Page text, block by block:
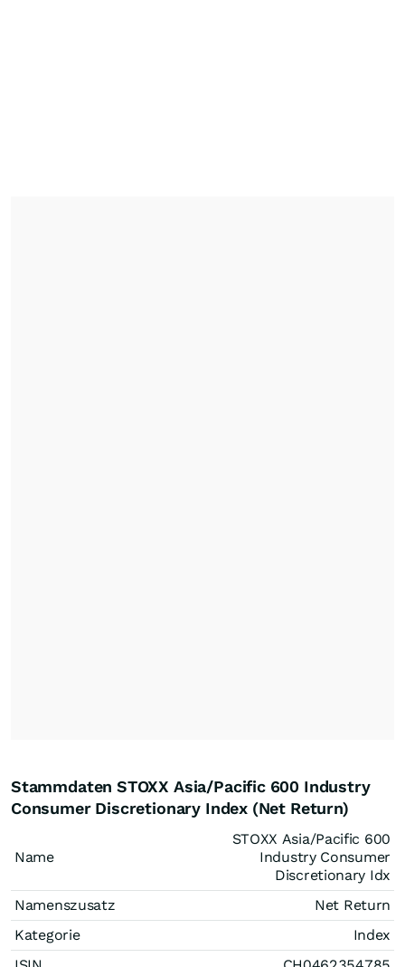
Stammdaten STOXX Asia/Pacific 600 Industry
Consumer Discretionary Index (Net Return)
Name
STOXX Asia/Pacific 600
Industry Consumer
Discretionary Idx
Namenszusatz
Net Return
Kategorie
Index